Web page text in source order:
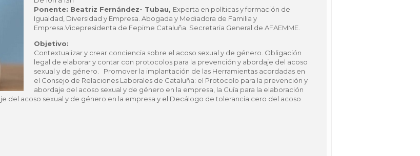
Ponente: Beatriz Fernández- Tubau, Experta en políticas y formación de
Igualdad, Diversidad y Empresa. Abogada y Mediadora de Familia y
Empresa.Vicepresidenta de Fepime Cataluña. Secretaria General de AFAEMME.
Objetivo:
Contextualizar y crear conciencia sobre el acoso sexual y de género. Obligación
legal de elaborar y contar con protocolos para la prevención y abordaje del acoso
sexual y de género. Promover la implantación de las Herramientas acordadas en
el Consejo de Relaciones Laborales de Cataluña: el Protocolo para la prevención y
abordaje del acoso sexual y de género en la empresa, la Guía para la elaboración
del acoso sexual y de género en la empresa y el Decálogo de tolerancia cero del acoso